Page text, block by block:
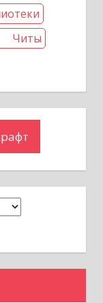
Читы